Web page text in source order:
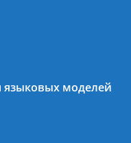
языковых моделей